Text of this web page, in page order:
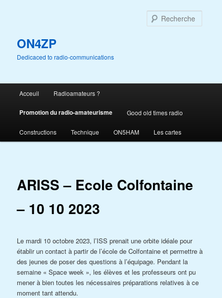
ON4ZP
Dedicaced to radio-communications
principal
Acceuil Radioamateurs ?
Promotion du radio-amateurisme Good old times radio
Constructions Technique ON5HAM Les cartes
ARISS – Ecole Colfontaine
– 10 10 2023
Le mardi 10 octobre 2023, l’ISS prenait une orbite idéale pour
établir un contact à partir de l’école de Colfontaine et permettre à
des jeunes de poser des questions à l’équipage. Pendant la
semaine « Space week », les élèves et les professeurs ont pu
mener à bien toutes les nécessaires préparations relatives à ce
moment tant attendu.